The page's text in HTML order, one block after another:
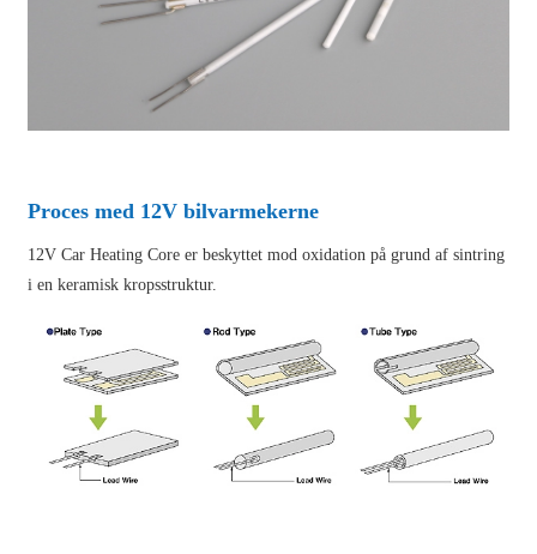
Proces med 12V bilvarmekerne
12V Car Heating Core er beskyttet mod oxidation på grund af sintring
i en keramisk kropsstruktur.